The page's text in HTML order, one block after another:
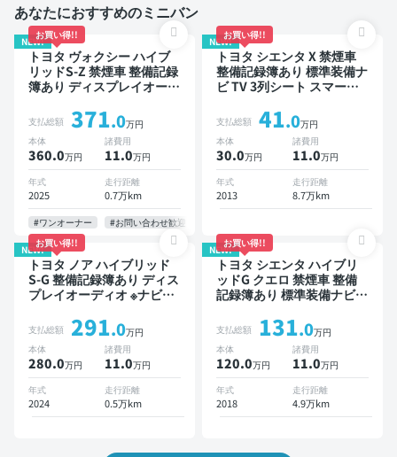
あなたにおすすめのミニバン
NEW!
お買い得!!
トヨタ ヴォクシー ハイブ
リッドS-Z 禁煙車 整備記録
簿あり ディスプレイオーデ
インドスポットモニター デ
ジタルインナーミラー オー
トクルーズ 3列シート スマ
ートキー ETC 電動バック
ドア バックモニター 全方
位カメラ ドライブレコーダ
ー 衝突軽減 両側電動スラ
イドドア 7人乗り
支払総額 371.0万円
本体
360.0万円
諸費用
11.0万円
年式
2025
走行距離
0.7万km
#ワンオーナー #お問い合わせ歓迎
NEW!
お買い得!!
トヨタ シエンタ X 禁煙車
整備記録簿あり 標準装備ナ
ビ TV 3列シート スマート
り
支払総額 41.0万円
本体
30.0万円
諸費用
11.0万円
年式
2013
走行距離
8.7万km
NEW!
お買い得!!
トヨタ ノア ハイブリッド
S-G 整備記録簿あり ディス
プレイオーディオ ※ナビキ
ズ 3列シート スマートキー
バックモニター ドライブレ
コーダー 衝突軽減 7人乗り
支払総額 291.0万円
本体
280.0万円
諸費用
11.0万円
年式
2024
走行距離
0.5万km
NEW!
お買い得!!
トヨタ シエンタ ハイブリ
ッドG クエロ 禁煙車 整備
記録簿あり 標準装備ナビ
クモニター ドライブレコー
ダー 衝突軽減 両側電動ス
ライドドア
支払総額 131.0万円
本体
120.0万円
諸費用
11.0万円
年式
2018
走行距離
4.9万km